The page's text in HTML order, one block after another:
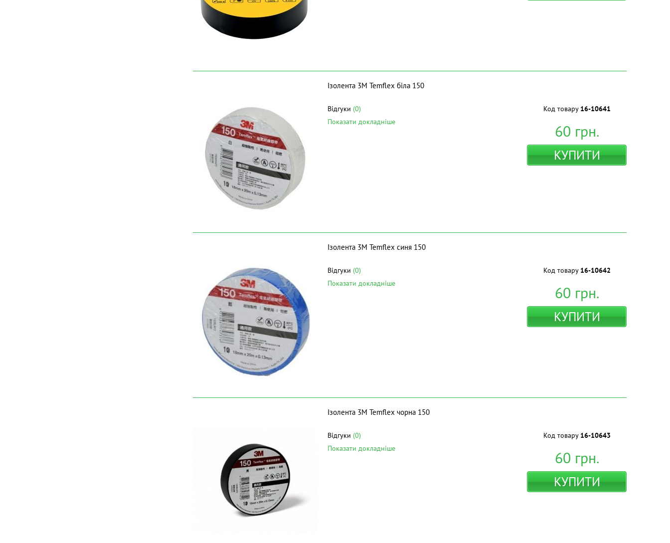
Ізолента 3M Temflex біла 150
Відгуки (0)
Показати докладніше
Код товару 16-10641
60 грн.
КУПИТИ
Ізолента 3M Temflex синя 150
Відгуки (0)
Показати докладніше
Код товару 16-10642
60 грн.
КУПИТИ
Ізолента 3M Temflex чорна 150
Відгуки (0)
Показати докладніше
Код товару 16-10643
60 грн.
КУПИТИ